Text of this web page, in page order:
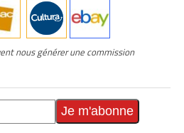
nous générer une commission